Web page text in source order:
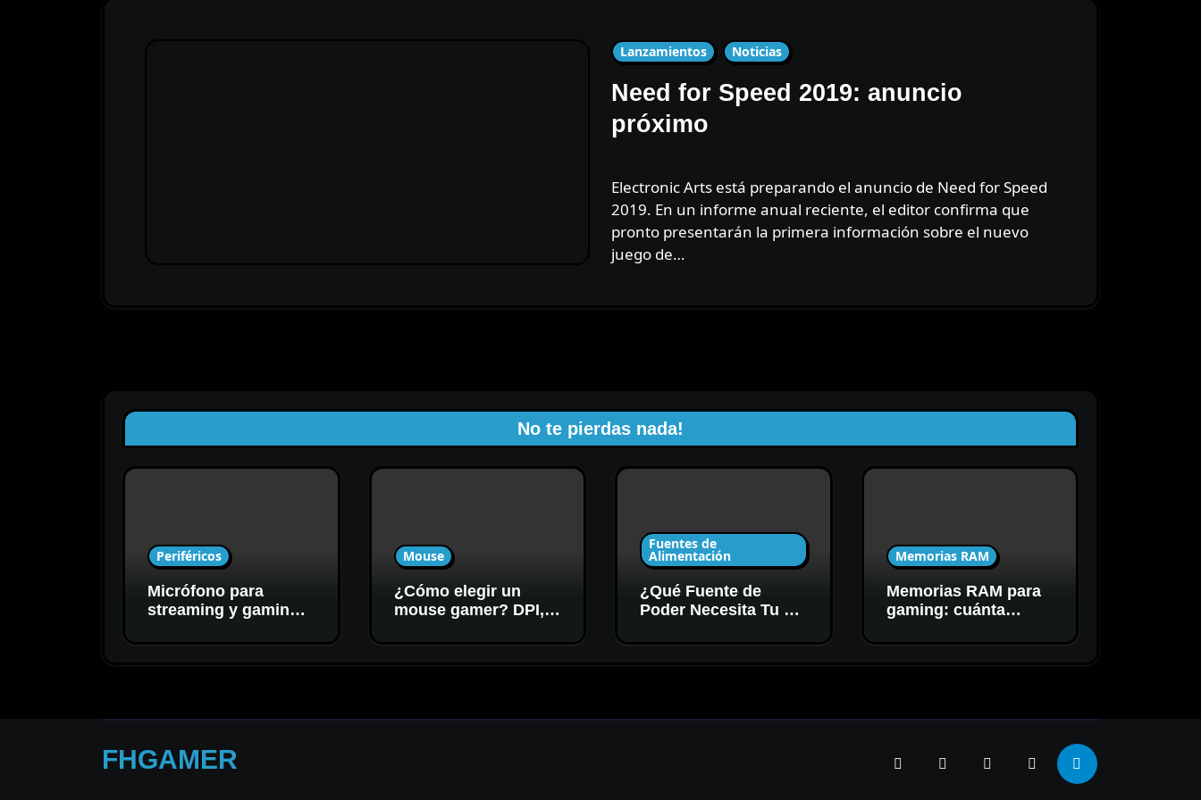
Lanzamientos Noticias
Need for Speed ​​2019: anuncio
próximo
Electronic Arts está preparando el anuncio de Need for Speed ​​
2019. En un informe anual reciente, el editor confirma que
pronto presentarán la primera información sobre el nuevo
juego de…
No te pierdas nada!
Periféricos
Micrófono para
streaming y gaming:
para tu setup
Mouse
¿Cómo elegir un
mouse gamer? DPI,
Fuentes de
Alimentación
¿Qué Fuente de
Poder Necesita Tu PC
Certificación
Memorias RAM
Memorias RAM para
gaming: cuánta
velocidad necesitás
FHGAMER